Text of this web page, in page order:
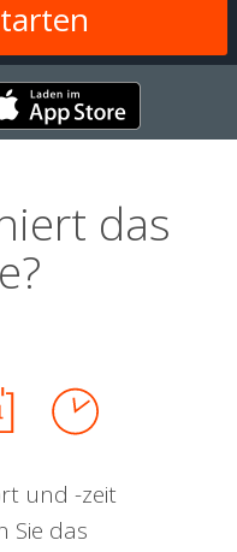
das
und -zeit
Sie das